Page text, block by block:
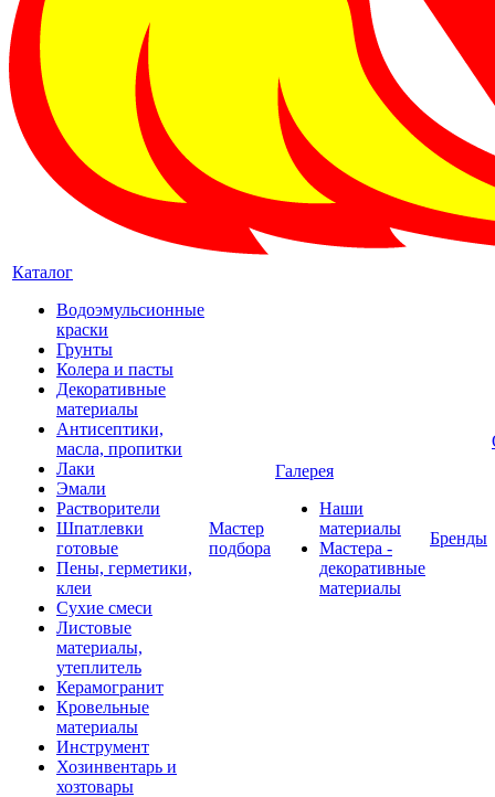
Каталог
Водоэмульсионные
краски
Грунты
Колера и пасты
Декоративные
материалы
Антисептики,
масла, пропитки
Лаки
Эмали
Растворители
Шпатлевки
готовые
Пены, герметики,
клеи
Сухие смеси
Листовые
материалы,
утеплитель
Керамогранит
Кровельные
материалы
Инструмент
Хозинвентарь и
хозтовары
Мастер
подбора
Галерея
Наши
материалы
Мастера -
декоративные
материалы
Бренды